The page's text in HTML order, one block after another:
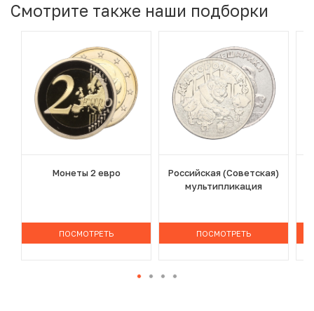
Смотрите также наши подборки
Монеты 2 евро
ПОСМОТРЕТЬ
Российская (Советская)
мультипликация
ПОСМОТРЕТЬ